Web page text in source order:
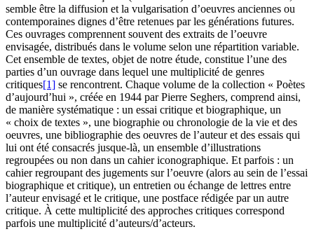
semble être la diffusion et la vulgarisation d’oeuvres anciennes ou
contemporaines dignes d’être retenues par les générations futures.
Ces ouvrages comprennent souvent des extraits de l’oeuvre
envisagée, distribués dans le volume selon une répartition variable.
Cet ensemble de textes, objet de notre étude, constitue l’une des
parties d’un ouvrage dans lequel une multiplicité de genres
critiques[1] se rencontrent. Chaque volume de la collection « Poètes
d’aujourd’hui », créée en 1944 par Pierre Seghers, comprend ainsi,
de manière systématique : un essai critique et biographique, un
« choix de textes », une biographie ou chronologie de la vie et des
oeuvres, une bibliographie des oeuvres de l’auteur et des essais qui
lui ont été consacrés jusque-là, un ensemble d’illustrations
regroupées ou non dans un cahier iconographique. Et parfois : un
cahier regroupant des jugements sur l’oeuvre (alors au sein de l’essai
biographique et critique), un entretien ou échange de lettres entre
l’auteur envisagé et le critique, une postface rédigée par un autre
critique. À cette multiplicité des approches critiques correspond
parfois une multiplicité d’auteurs/d’acteurs.